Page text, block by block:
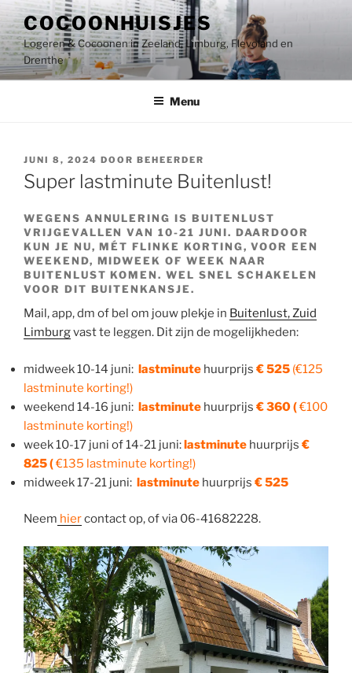
naar
de
inhoud
COCOONHUISJES
Logeren & Cocoonen in Zeeland, Limburg, Flevoland en
Drenthe
Menu
GEPLAATST
OP
JUNI 8, 2024 DOOR BEHEERDER
Super lastminute Buitenlust!
WEGENS ANNULERING IS BUITENLUST
VRIJGEVALLEN VAN 10-21 JUNI. DAARDOOR
KUN JE NU, MÉT FLINKE KORTING, VOOR EEN
WEEKEND, MIDWEEK OF WEEK NAAR
BUITENLUST KOMEN. WEL SNEL SCHAKELEN
VOOR DIT BUITENKANSJE.
Mail, app, dm of bel om jouw plekje in Buitenlust, Zuid
Limburgvast te leggen. Dit zijn de mogelijkheden:
midweek 10-14 juni: lastminute huurprijs € 525 (€125
lastminute korting!)
weekend 14-16 juni: lastminute huurprijs € 360 (€100
lastminute korting!)
week 10-17 juni of 14-21 juni:lastminute huurprijs €
825 (€135 lastminute korting!)
midweek 17-21 juni: lastminute huurprijs € 525
Neem hiercontact op, of via 06-41682228.